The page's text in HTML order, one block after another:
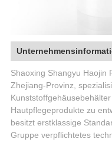
Shaoxing Shangyu Haojin
Zhejiang-Provinz,
Hautpflegeprodukte zu
besitzt erstklassige
Gruppe verpflichtetes